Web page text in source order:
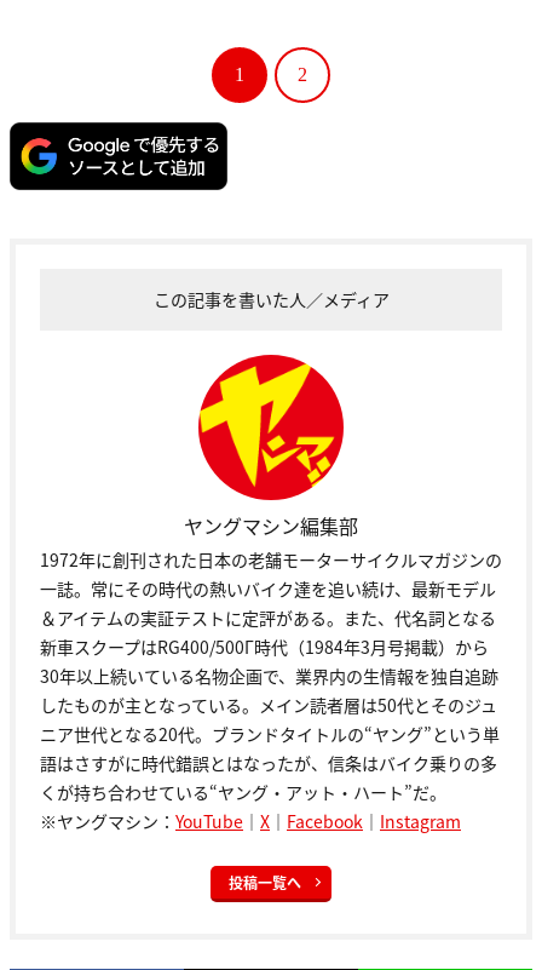
1 2
この記事を書いた人／メディア
ヤングマシン編集部
1972年に創刊された日本の老舗モーターサイクルマガジンの
一誌。常にその時代の熱いバイク達を追い続け、最新モデル
＆アイテムの実証テストに定評がある。また、代名詞となる
新車スクープはRG400/500Γ時代（1984年3月号掲載）から
30年以上続いている名物企画で、業界内の生情報を独自追跡
したものが主となっている。メイン読者層は50代とそのジュ
ニア世代となる20代。ブランドタイトルの“ヤング”という単
語はさすがに時代錯誤とはなったが、信条はバイク乗りの多
くが持ち合わせている“ヤング・アット・ハート”だ。
※ヤングマシン： YouTube ｜ X ｜ Facebook ｜ Instagram
投稿一覧へ